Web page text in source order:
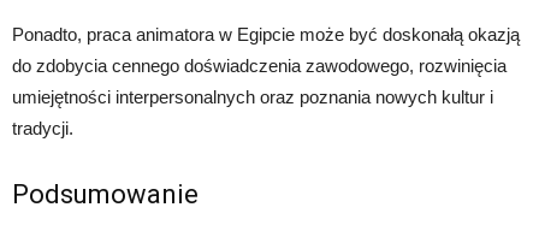
Ponadto, praca animatora w Egipcie może być doskonałą okazją
do zdobycia cennego doświadczenia zawodowego, rozwinięcia
umiejętności interpersonalnych oraz poznania nowych kultur i
tradycji.
Podsumowanie